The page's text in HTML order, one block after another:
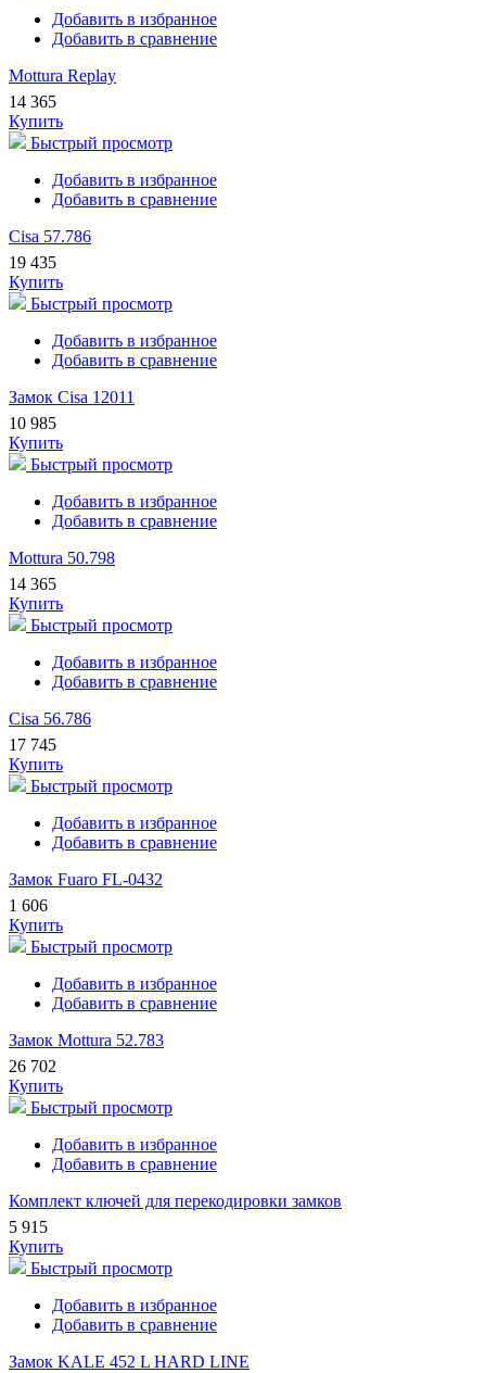
Добавить в избранное
Добавить в сравнение
Mottura Replay
14 365
Купить
Быстрый просмотр
Добавить в избранное
Добавить в сравнение
Cisa 57.786
19 435
Купить
Быстрый просмотр
Добавить в избранное
Добавить в сравнение
Замок Cisa 12011
10 985
Купить
Быстрый просмотр
Добавить в избранное
Добавить в сравнение
Mottura 50.798
14 365
Купить
Быстрый просмотр
Добавить в избранное
Добавить в сравнение
Cisa 56.786
17 745
Купить
Быстрый просмотр
Добавить в избранное
Добавить в сравнение
Замок Fuaro FL-0432
1 606
Купить
Быстрый просмотр
Добавить в избранное
Добавить в сравнение
Замок Mottura 52.783
26 702
Купить
Быстрый просмотр
Добавить в избранное
Добавить в сравнение
Комплект ключей для перекодировки замков
5 915
Купить
Быстрый просмотр
Добавить в избранное
Добавить в сравнение
Замок KALE 452 L HARD LINE